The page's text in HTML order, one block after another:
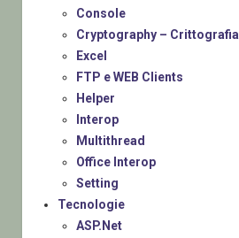
Console
Cryptography – Crittografia
Excel
FTP e WEB Clients
Helper
Interop
Multithread
Office Interop
Setting
Tecnologie
ASP.Net